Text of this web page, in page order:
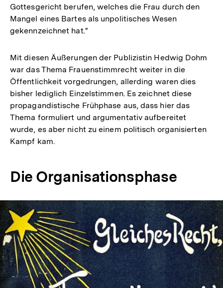
Gottesgericht berufen, welches die Frau durch den
Mangel eines Bartes als unpolitisches Wesen
gekennzeichnet hat."
Mit diesen Äußerungen der Publizistin Hedwig Dohm
war das Thema Frauenstimmrecht weiter in die
Öffentlichkeit vorgedrungen, allerding waren dies
bisher lediglich Einzelstimmen. Es zeichnet diese
propagandistische Frühphase aus, dass hier das
Thema formuliert und argumentativ aufbereitet
wurde, es aber nicht zu einem politisch organisierten
Kampf kam.
Die Organisationsphase
In